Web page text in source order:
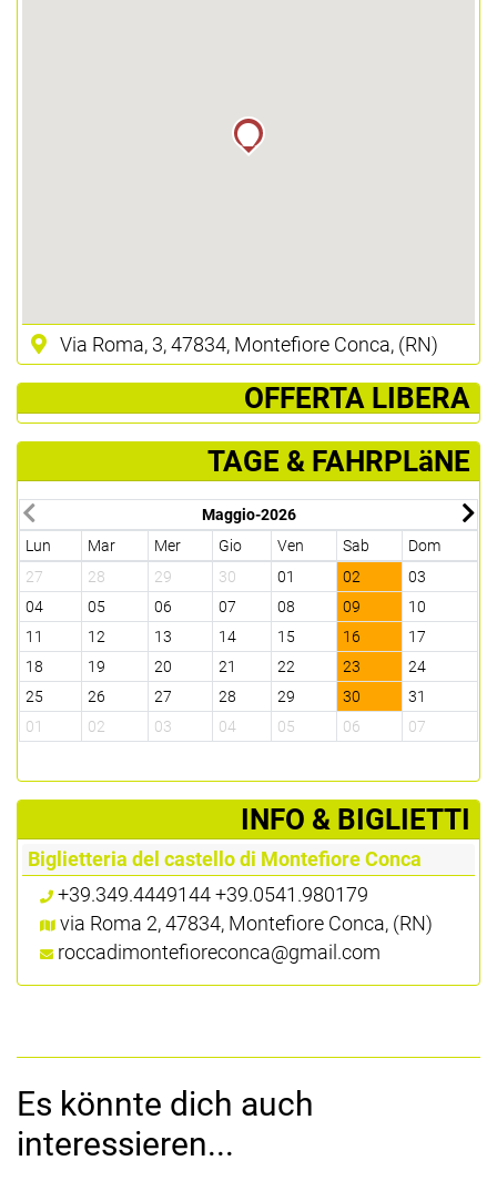
Via Roma, 3, 47834, Montefiore Conca, (RN)
­ OFFERTA LIBERA
TAGE & FAHRPLäNE
Maggio-2026
Lun
Mar Mer Gio Ven Sab
Dom
27
28 29 30 01 02
03
04
05 06 07 08 09
10
11
12 13 14 15 16
17
18
19 20 21 22 23
24
25
26 27 28 29 30
31
01
02 03 04 05 06 07
­INFO & BIGLIETTI
Biglietteria del castello di Montefiore Conca
+39.349.4449144 +39.0541.980179
via Roma 2, 47834, Montefiore Conca, (RN)
roccadimontefioreconca@gmail.com
Es könnte dich auch
interessieren...